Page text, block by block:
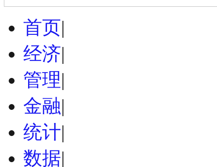
首页|
经济|
管理|
金融|
统计|
数据|